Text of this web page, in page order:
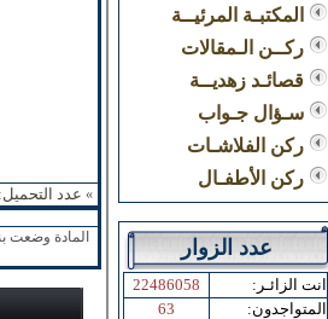
»عدد التحميل:
المادة وضعت
المكتبـة المرئيــة
ركــن الـمقالات
قصائـد زهديــة
سـؤال جـواب
ركن الفلاشـات
ركن الأطفـال
عدد الزوار
22486058
:انت الزائـر
63
:المتواجدون